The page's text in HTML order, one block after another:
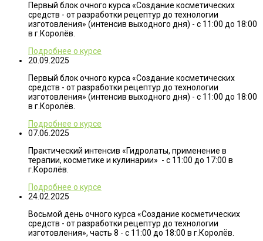
Первый блок очного курса «Создание косметических
средств - от разработки рецептур до технологии
изготовления» (интенсив выходного дня) - с 11:00 до 18:00
в г.Королёв.
Подробнее о курсе
20.09.2025
Первый блок очного курса «Создание косметических
средств - от разработки рецептур до технологии
изготовления» (интенсив выходного дня) - с 11:00 до 18:00
в г.Королёв.
Подробнее о курсе
07.06.2025
Практический интенсив «Гидролаты, применение в
терапии, косметике и кулинарии» - с 11:00 до 17:00 в
г.Королёв.
Подробнее о курсе
24.02.2025
Восьмой день очного курса «Создание косметических
средств - от разработки рецептур до технологии
изготовления», часть 8 - с 11:00 до 18:00 в г.Королёв.